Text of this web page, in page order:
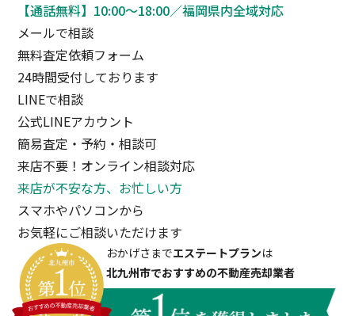
【通話無料】10:00〜18:00／福岡県内全域対応
メールで相談
無料査定依頼フォーム
24時間受付しております
LINEで相談
公式LINEアカウント
簡易査定・予約・相談可
来店不要！オンライン相談対応
来店が不安な方、お忙しい方
スマホやパソコンから
お気軽にご相談いただけます
おかげさまでエステートプランは
北九州市でおすすめの不動産売却業者